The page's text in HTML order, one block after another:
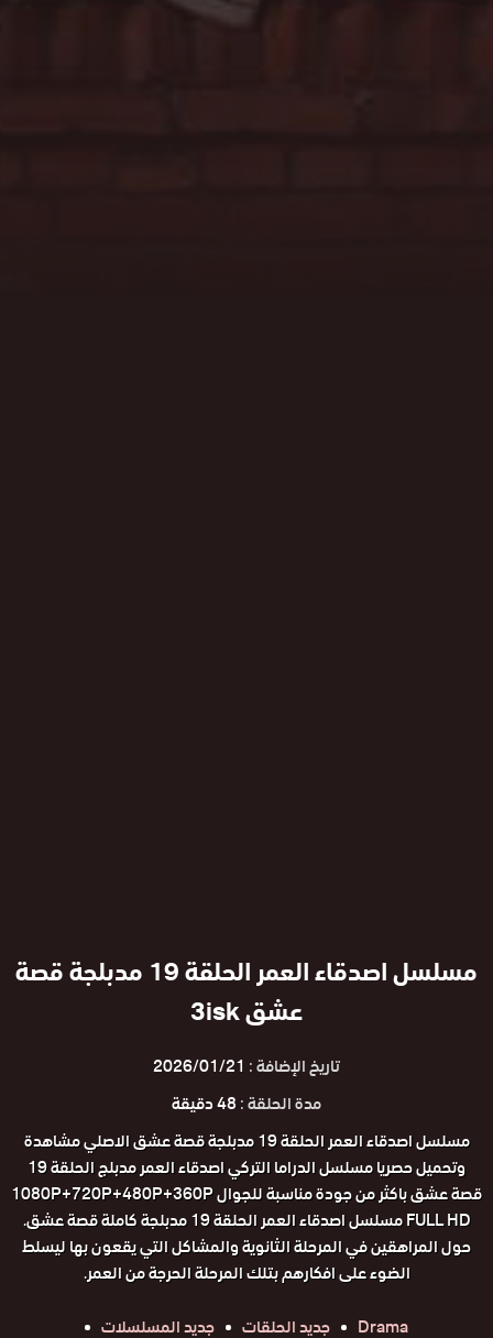
مسلسل اصدقاء العمر الحلقة 19 مدبلجة قصة
عشق 3isk
تاريخ الإضافة : 2026/01/21
مدة الحلقة :48 دقيقة
مسلسل اصدقاء العمر الحلقة 19 مدبلجة قصة عشق الاصلي مشاهدة
وتحميل حصريا مسلسل الدراما التركي اصدقاء العمر مدبلج الحلقة 19
قصة عشق باكثر من جودة مناسبة للجوال 1080P+720P+480P+360P
FULL HD مسلسل اصدقاء العمر الحلقة 19 مدبلجة كاملة قصة عشق.
حول المراهقين في المرحلة الثانوية والمشاكل التي يقعون بها ليسلط
الضوء على افكارهم بتلك المرحلة الحرجة من العمر.
Drama
جديد الحلقات جديد المسلسلات